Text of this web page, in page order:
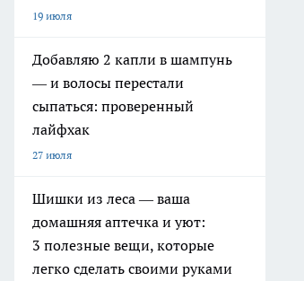
19 июля
Добавляю 2 капли в шампунь
— и волосы перестали
сыпаться: проверенный
лайфхак
27 июля
Шишки из леса — ваша
домашняя аптечка и уют:
3 полезные вещи, которые
легко сделать своими руками